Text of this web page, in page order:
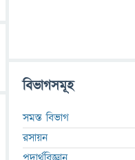
বিভাগসমূহ
সমস্ত বিভাগ
রসায়ন